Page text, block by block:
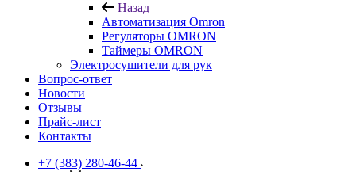
Назад
Автоматизация Omron
Регуляторы OMRON
Таймеры OMRON
Электросушители для рук
Вопрос-ответ
Новости
Отзывы
Прайс-лист
Контакты
+7 (383) 280-46-44